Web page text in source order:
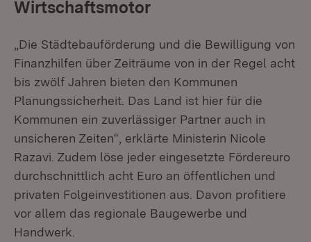
Wirtschaftsmotor
„Die Städtebauförderung und die Bewilligung von
Finanzhilfen über Zeiträume von in der Regel acht
bis zwölf Jahren bieten den Kommunen
Planungssicherheit. Das Land ist hier für die
Kommunen ein zuverlässiger Partner auch in
unsicheren Zeiten“, erklärte Ministerin Nicole
Razavi. Zudem löse jeder eingesetzte Fördereuro
durchschnittlich acht Euro an öffentlichen und
privaten Folgeinvestitionen aus. Davon profitiere
vor allem das regionale Baugewerbe und
Handwerk.